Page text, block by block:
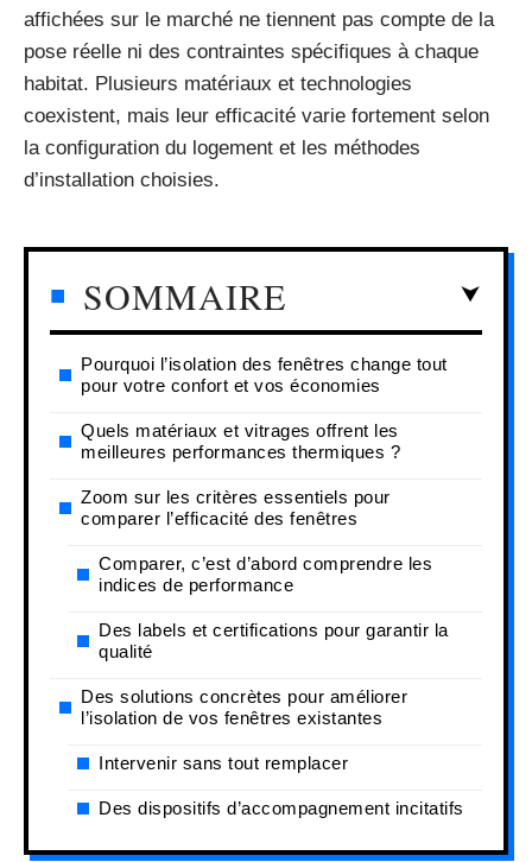
affichées sur le marché ne tiennent pas compte de la
pose réelle ni des contraintes spécifiques à chaque
habitat. Plusieurs matériaux et technologies
coexistent, mais leur efficacité varie fortement selon
la configuration du logement et les méthodes
d’installation choisies.
SOMMAIRE
Pourquoi l’isolation des fenêtres change tout
pour votre confort et vos économies
Quels matériaux et vitrages offrent les
meilleures performances thermiques ?
Zoom sur les critères essentiels pour
comparer l’efficacité des fenêtres
Comparer, c’est d’abord comprendre les
indices de performance
Des labels et certifications pour garantir la
qualité
Des solutions concrètes pour améliorer
l’isolation de vos fenêtres existantes
Intervenir sans tout remplacer
Des dispositifs d’accompagnement incitatifs